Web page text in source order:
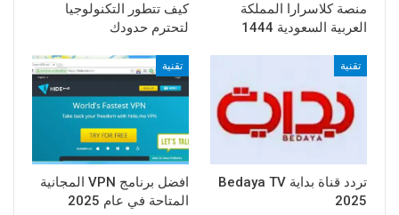
منصة كلاسرارا المملكة
العربية السعودية 1444
كيف تتطور التكنولوجيا
لتحترم حدودك
تقنية
تردد قناة بداية Bedaya TV
2025
تقنية
افضل برنامج VPN المجانية
المتاحة في عام 2025